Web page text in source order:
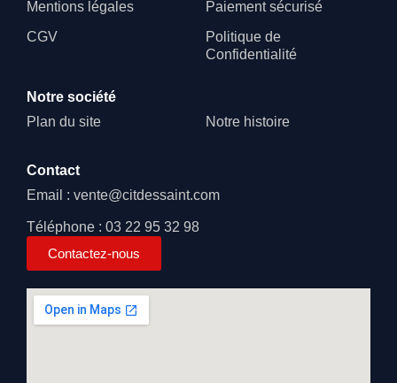
Mentions légales
CGV
Paiement sécurisé
Politique de
Confidentialité
Notre société
Plan du site
Notre histoire
Contact
Email : vente@citdessaint.com
Téléphone : 03 22 95 32 98
Contactez-nous